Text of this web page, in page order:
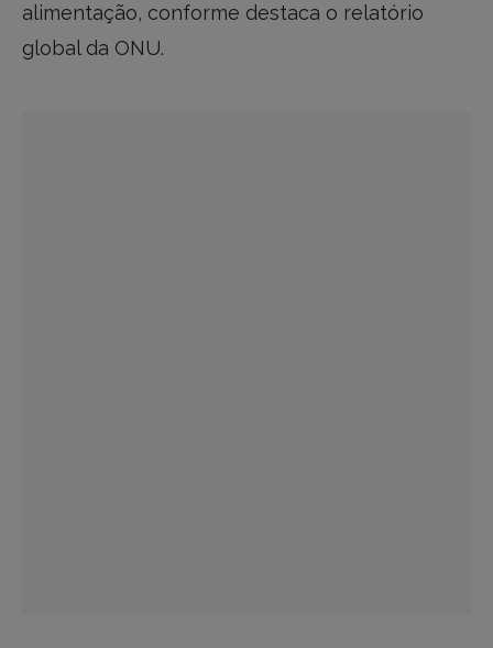
alimentação, conforme destaca o relatório
global da ONU.